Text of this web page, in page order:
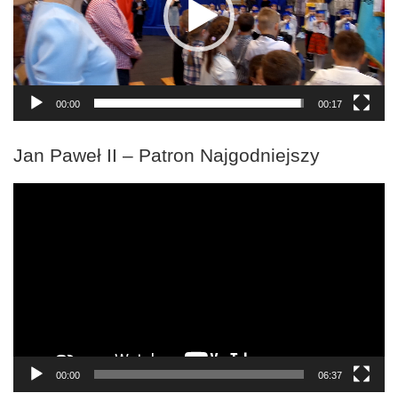
00:00 00:17
Jan Paweł II – Patron Najgodniejszy
00:00 06:37